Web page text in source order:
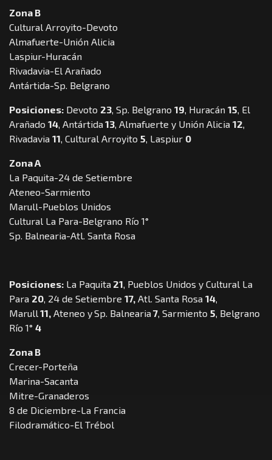
Zona B
Cultural Arroyito-Devoto
Almafuerte-Unión Alicia
Laspiur-Huracán
Rivadavia-El Arañado
Antártida-Sp. Belgrano
Posiciones: Devoto 23, Sp. Belgrano 19, Huracán 15, El
Arañado 14, Antártida 13, Almafuerte y Unión Alicia 12,
Rivadavia 11, Cultural Arroyito 5, Laspiur 0
Zona A
La Paquita-24 de Setiembre
Ateneo-Sarmiento
Marull-Pueblos Unidos
Cultural La Para-Belgrano Río 1°
Sp. Balnearia-Atl. Santa Rosa
Posiciones: La Paquita 21, Pueblos Unidos y Cultural La
Para 20, 24 de Setiembre 17, Atl. Santa Rosa 14,
Marull11, Ateneo ySp. Balnearia 7, Sarmiento 5, Belgrano
Río 1° 4
Zona B
Crecer-Porteña
Marina-Sacanta
Mitre-Granaderos
8 de Diciembre-La Francia
Filodramático-El Trébol